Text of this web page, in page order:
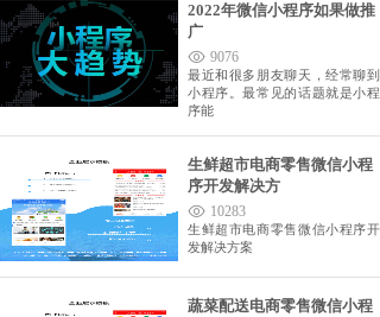
2022年微信小程序如果做推
广
9076
最近和很多朋友聊天，经常聊到
小程序。最常见的话题就是小程
序能
生鲜超市电商零售微信小程
序开发解决方
10283
生鲜超市电商零售微信小程序开
发解决方案
蔬菜配送电商零售微信小程